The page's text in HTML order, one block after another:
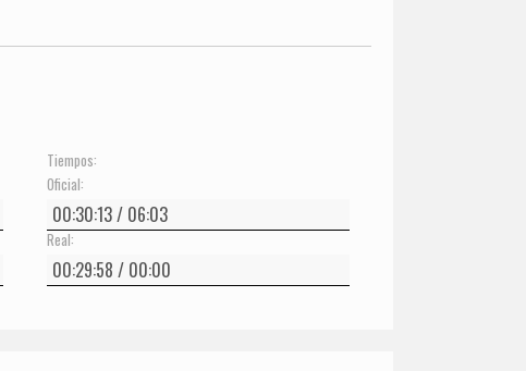
Tiempos:
Oficial:
Real: